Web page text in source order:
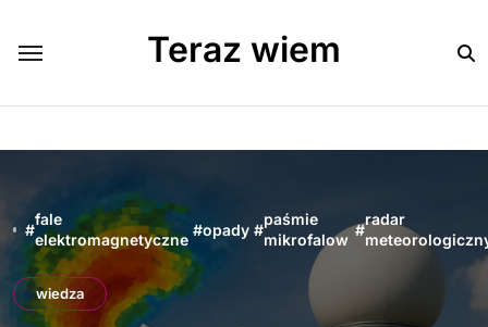
content
Teraz wiem
#
fale
elektromagnetyczne
#opady #
paśmie
mikrofalow
#
radar
wiedza